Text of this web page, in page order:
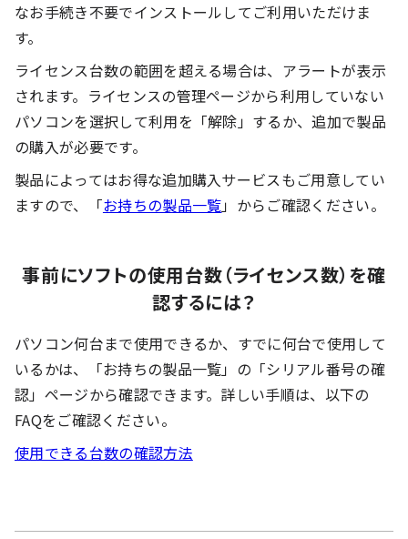
なお手続き不要でインストールしてご利用いただけま
す。
ライセンス台数の範囲を超える場合は、アラートが表示
されます。ライセンスの管理ページから利用していない
パソコンを選択して利用を「解除」するか、追加で製品
の購入が必要です。
製品によってはお得な追加購入サービスもご用意してい
ますので、「お持ちの製品一覧」からご確認ください。
事前にソフトの使用台数（ライセンス数）を確
認するには？
パソコン何台まで使用できるか、すでに何台で使用して
いるかは、「お持ちの製品一覧」の「シリアル番号の確
認」ページから確認できます。詳しい手順は、以下の
FAQをご確認ください。
使用できる台数の確認方法